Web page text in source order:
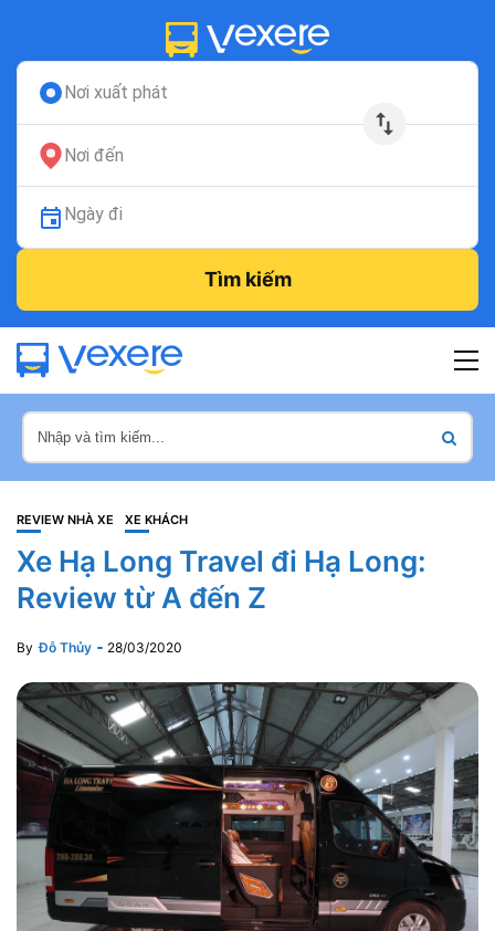
Nơi xuất phát
Nơi đến
Ngày đi
Tìm kiếm
REVIEW NHÀ XE XE KHÁCH
Xe Hạ Long Travel đi Hạ Long:
Review từ A đến Z
By Đỗ Thủy 28/03/2020